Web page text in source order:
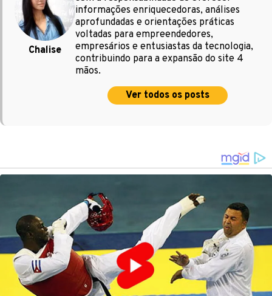
Chalise
informações enriquecedoras, análises
aprofundadas e orientações práticas
voltadas para empreendedores,
empresários e entusiastas da tecnologia,
contribuindo para a expansão do site 4
mãos.
Ver todos os posts